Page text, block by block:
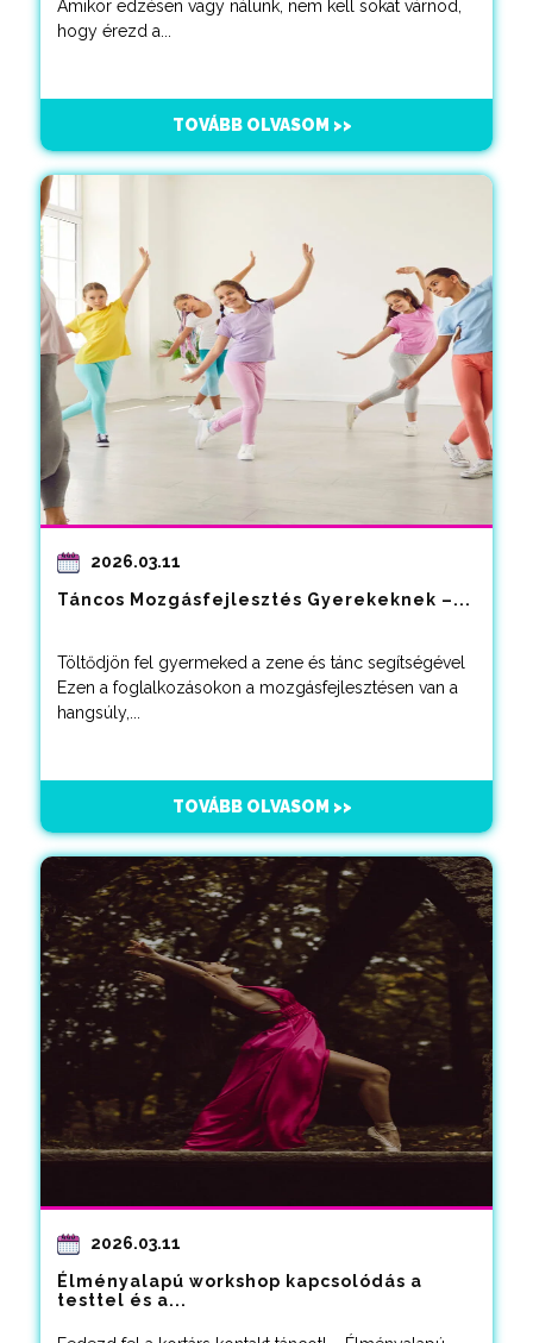
Amikor edzésen vagy nálunk, nem kell sokat várnod,
hogy érezd a...
TOVÁBB OLVASOM >>
2026.03.11
Táncos Mozgásfejlesztés Gyerekeknek –...
Töltődjön fel gyermeked a zene és tánc segítségével
Ezen a foglalkozásokon a mozgásfejlesztésen van a
hangsúly,...
TOVÁBB OLVASOM >>
2026.03.11
Élményalapú workshop kapcsolódás a
testtel és a...